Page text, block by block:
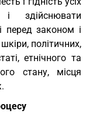
здійснювати
перед законом і
політичних,
етнічного та
стану, місця